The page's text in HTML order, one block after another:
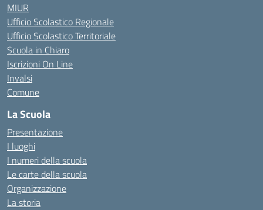
MIUR
Ufficio Scolastico Regionale
Ufficio Scolastico Territoriale
Scuola in Chiaro
Iscrizioni On Line
Invalsi
Comune
La Scuola
Presentazione
I luoghi
I numeri della scuola
Le carte della scuola
Organizzazione
La storia